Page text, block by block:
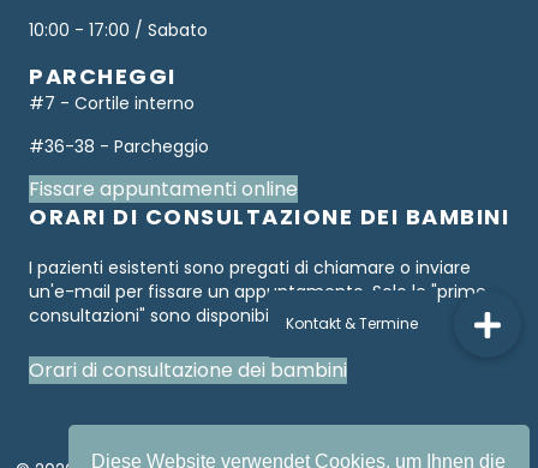
Diese Website verwendet Cookies, um Ihnen die
10:00 - 17:00 / Sabato
PARCHEGGI
#7 - Cortile interno
#36-38 - Parcheggio
Fissare appuntamenti online
ORARI DI CONSULTAZIONE DEI BAMBINI
I pazienti esistenti sono pregati di chiamare o inviare
un'e-mail per fissare un appuntamento. Solo le "prime
consultazioni" sono disponibili online.
Orari di consultazione dei bambini